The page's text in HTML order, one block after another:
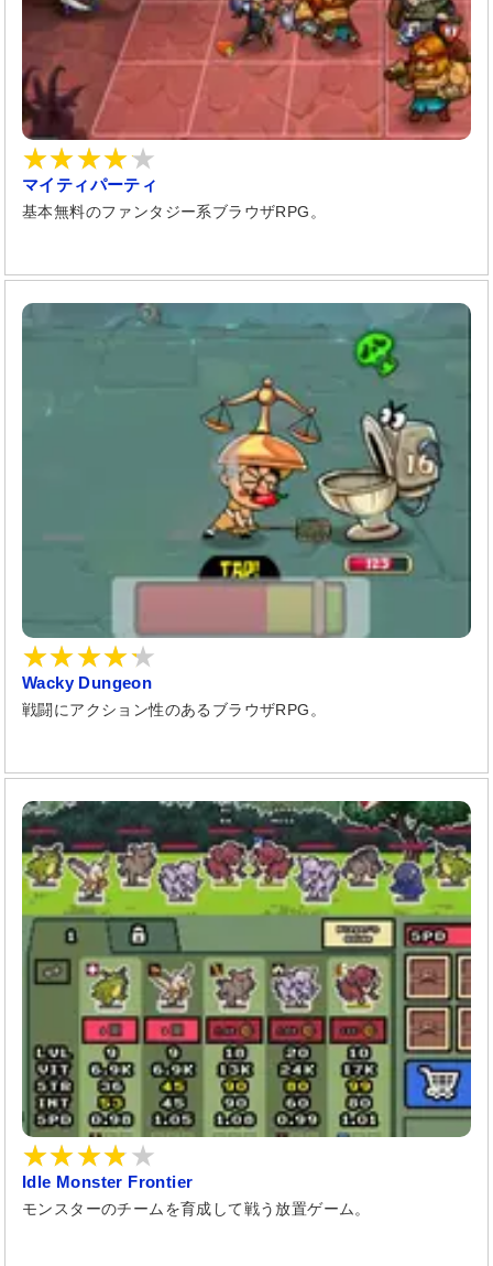
マイティパーティ
基本無料のファンタジー系ブラウザRPG。
Wacky Dungeon
戦闘にアクション性のあるブラウザRPG。
Idle Monster Frontier
モンスターのチームを育成して戦う放置ゲーム。